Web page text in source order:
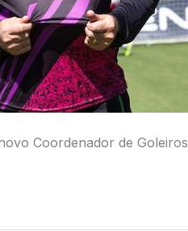
Coordenador de